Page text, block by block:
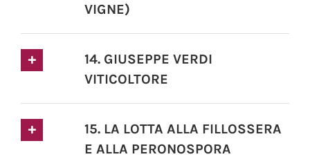
VIGNE)
14. GIUSEPPE VERDI
VITICOLTORE
15. LA LOTTA ALLA FILLOSSERA
E ALLA PERONOSPORA